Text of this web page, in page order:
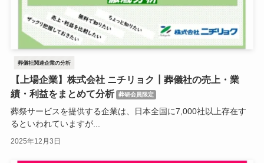
葬儀社関連企業の分析
【上場企業】株式会社 ニチリョク┃葬儀社の売上・業
績・利益をまとめて分析
葬研会員限定
葬祭サービスを提供する企業は、日本全国に7,000社以上存在す
るといわれていますが...
2025年12月3日